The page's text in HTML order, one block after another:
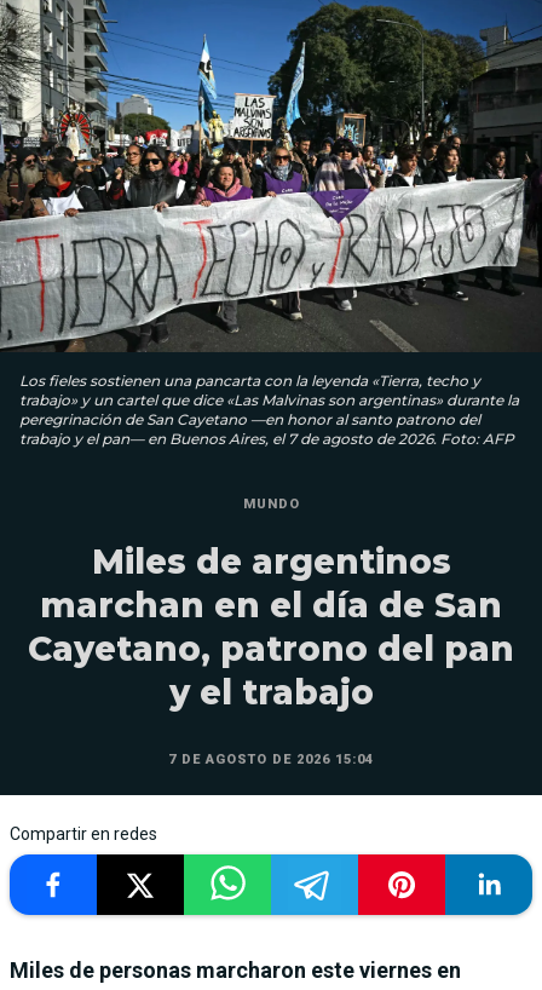
Los fieles sostienen una pancarta con la leyenda «Tierra, techo y
trabajo» y un cartel que dice «Las Malvinas son argentinas» durante la
peregrinación de San Cayetano —en honor al santo patrono del
trabajo y el pan— en Buenos Aires, el 7 de agosto de 2026. Foto: AFP
MUNDO
Miles de argentinos
marchan en el día de San
Cayetano, patrono del pan
y el trabajo
7 DE AGOSTO DE 2026 15:04
Compartir en redes
Miles de personas marcharon este viernes en